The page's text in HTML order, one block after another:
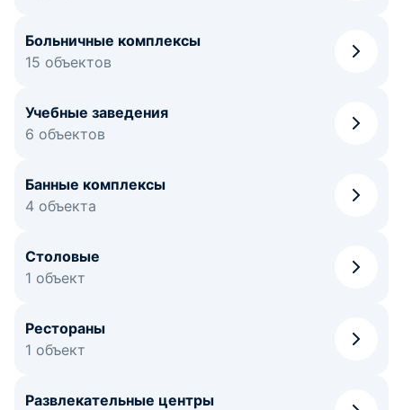
Больничные комплексы
15 объектов
Учебные заведения
6 объектов
Банные комплексы
4 объекта
Столовые
1 объект
Рестораны
1 объект
Развлекательные центры